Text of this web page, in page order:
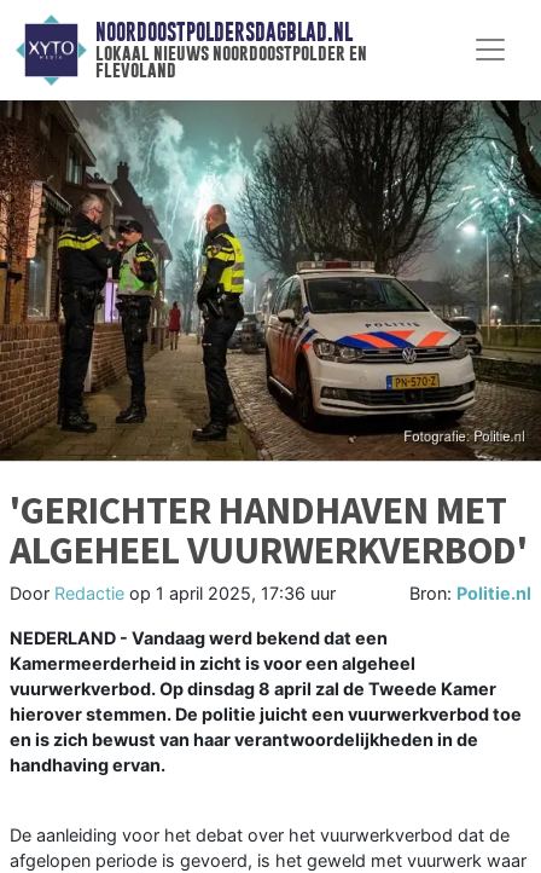
NOORDOOSTPOLDERSDAGBLAD.NL
lokaal nieuws noordoostpolder en
flevoland
'GERICHTER HANDHAVEN MET
ALGEHEEL VUURWERKVERBOD'
Door Redactie op 1 april 2025, 17:36 uur Bron: Politie.nl
NEDERLAND - Vandaag werd bekend dat een
Kamermeerderheid in zicht is voor een algeheel
vuurwerkverbod. Op dinsdag 8 april zal de Tweede Kamer
hierover stemmen. De politie juicht een vuurwerkverbod toe
en is zich bewust van haar verantwoordelijkheden in de
handhaving ervan.
De aanleiding voor het debat over het vuurwerkverbod dat de
afgelopen periode is gevoerd, is het geweld met vuurwerk waar